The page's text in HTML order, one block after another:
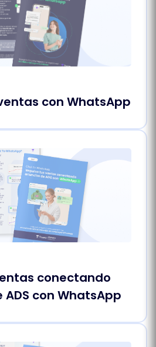
con WhatsApp
conectando
con WhatsApp